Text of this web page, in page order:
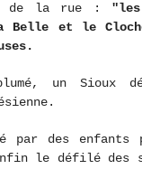
de la rue :
Belle et le
un
des enfants
le défilé des